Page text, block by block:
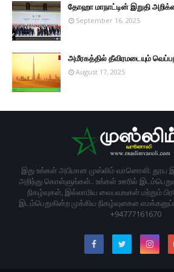
தோஹா மாநாட்டின் இறுதி
September 16, 2025
அமீரகத்தில் தீவிரமடையும்
August 17, 2025
இது உங்கள் அபிமான முஸ்லிம் வானொலி: தூய
அறிந்து கொள்ளுங்கள்.. உங்கள் ஊரில்
நிகழ்வுகள், இல்லாமிய வைபவஙகள் மற்றும்
இடம்பெறுகின்ற முக்கிய நிகழ்வுகைள
+94777161670